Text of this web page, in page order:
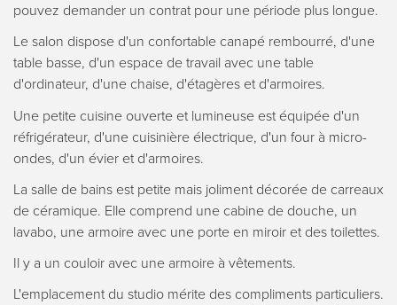
pouvez demander un contrat pour une période plus longue.
Le salon dispose d'un confortable canapé rembourré, d'une
table basse, d'un espace de travail avec une table
d'ordinateur, d'une chaise, d'étagères et d'armoires.
Une petite cuisine ouverte et lumineuse est équipée d'un
réfrigérateur, d'une cuisinière électrique, d'un four à micro-
ondes, d'un évier et d'armoires.
La salle de bains est petite mais joliment décorée de carreaux
de céramique. Elle comprend une cabine de douche, un
lavabo, une armoire avec une porte en miroir et des toilettes.
Il y a un couloir avec une armoire à vêtements.
L'emplacement du studio mérite des compliments particuliers.